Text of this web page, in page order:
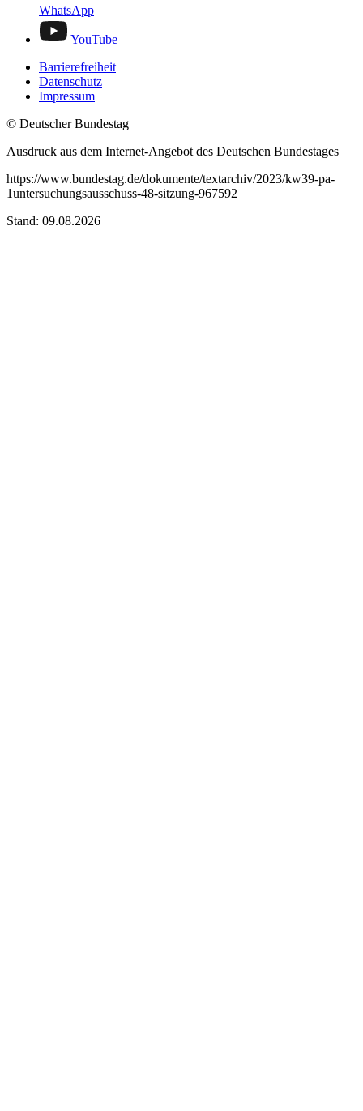
WhatsApp
YouTube
Barrierefreiheit
Datenschutz
Impressum
© Deutscher Bundestag
Ausdruck aus dem Internet-Angebot des Deutschen Bundestages
https://www.bundestag.de/dokumente/textarchiv/2023/kw39-pa-
1untersuchungsausschuss-48-sitzung-967592
Stand: 09.08.2026